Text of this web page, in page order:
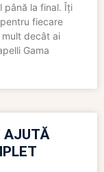
până la final. Îți
fiecare
decât ai
Gama
AJUTĂ